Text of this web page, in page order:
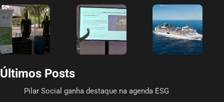
Últimos Posts
Pilar Social ganha destaque na agenda ESG